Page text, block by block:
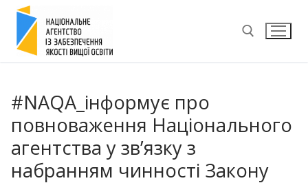
Перейти
вмісту
#NAQA_інформує про
повноваження Національного
агентства у зв’язку з
набранням чинності Закону